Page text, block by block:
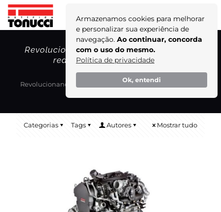
Armazenamos cookies para melhorar
e personalizar sua experiência de
navegação. Ao continuar, concorda
com o uso do mesmo.
Política de privacidade
Ok, entendi
Revolucionando a indústria: o motor que
reduz material particulado!
Home
Blog
Revolucionando a indústria: o motor que reduz material
Categorias Tags Autores Mostrar tudo